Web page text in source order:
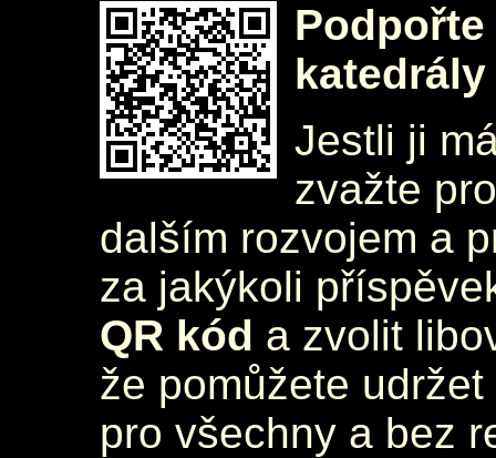
katedrály
Jestli ji
zvažte
dalším rozvojem a
za jakýkoli
QR kód a zvolit
že pomůžete
pro všechny a bez